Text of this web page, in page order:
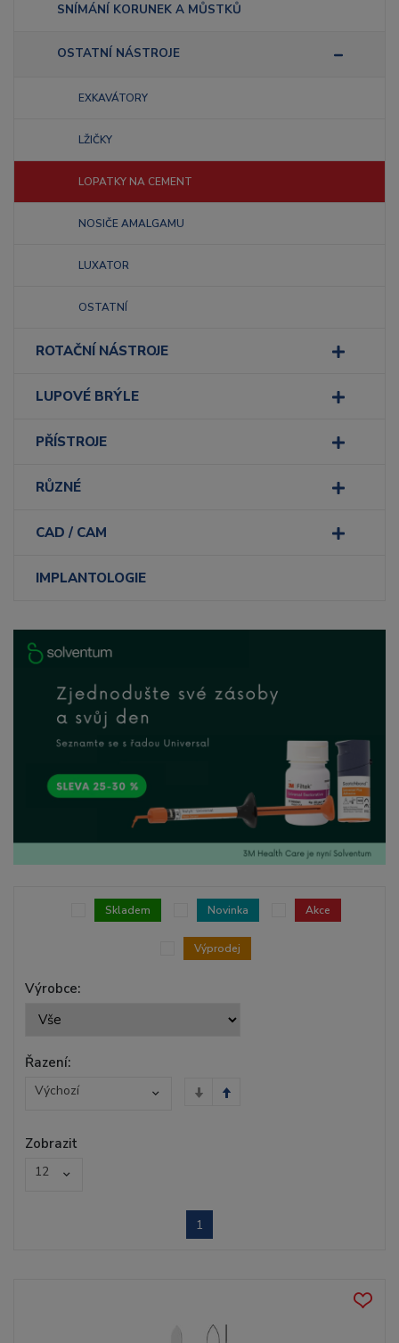
SNÍMÁNÍ KORUNEK A MŮSTKŮ
OSTATNÍ NÁSTROJE
EXKAVÁTORY
LŽIČKY
LOPATKY NA CEMENT
NOSIČE AMALGAMU
LUXATOR
OSTATNÍ
ROTAČNÍ NÁSTROJE
LUPOVÉ BRÝLE
PŘÍSTROJE
RŮZNÉ
CAD / CAM
IMPLANTOLOGIE
Výrobce:
Skladem Novinka Akce
Výprodej
Řazení:
Výchozí
Zobrazit
12
1